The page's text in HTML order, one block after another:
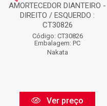
AMORTECEDOR DIANTEIRO -
DIREITO / ESQUERDO :
CT30826
Código: CT30826
Embalagem: PC
Nakata
Ver preço